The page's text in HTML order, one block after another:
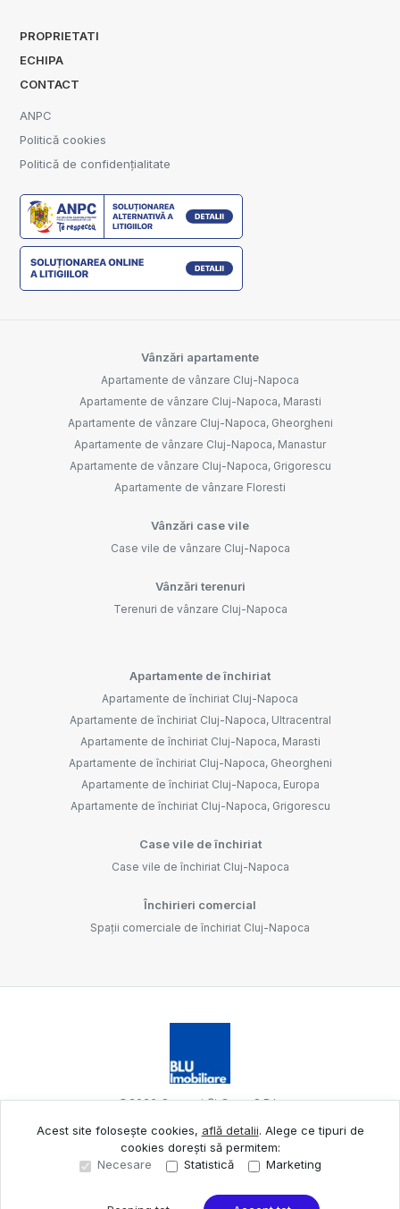
PROPRIETATI
ECHIPA
CONTACT
ANPC
Politică cookies
Politică de confidențialitate
Vânzări apartamente
Apartamente de vânzare Cluj-Napoca
Apartamente de vânzare Cluj-Napoca, Marasti
Apartamente de vânzare Cluj-Napoca, Gheorgheni
Apartamente de vânzare Cluj-Napoca, Manastur
Apartamente de vânzare Cluj-Napoca, Grigorescu
Apartamente de vânzare Floresti
Vânzări case vile
Case vile de vânzare Cluj-Napoca
Vânzări terenuri
Terenuri de vânzare Cluj-Napoca
Apartamente de închiriat
Apartamente de închiriat Cluj-Napoca
Apartamente de închiriat Cluj-Napoca, Ultracentral
Apartamente de închiriat Cluj-Napoca, Marasti
Apartamente de închiriat Cluj-Napoca, Gheorgheni
Apartamente de închiriat Cluj-Napoca, Europa
Apartamente de închiriat Cluj-Napoca, Grigorescu
Case vile de închiriat
Case vile de închiriat Cluj-Napoca
Închirieri comercial
Spații comerciale de închiriat Cluj-Napoca
©2026Oameni Și Case S.R.L.
Site creat în
Acest site folosește cookies, află detalii. Alege ce tipuri de
cookies dorești să permitem:
Necesare
Statistică Marketing